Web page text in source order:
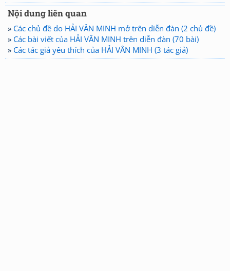
Nội dung liên quan
» Các chủ đề do HẢI VÂN MINH mở trên diễn đàn (2 chủ đề)
» Các bài viết của HẢI VÂN MINH trên diễn đàn (70 bài)
» Các tác giả yêu thích của HẢI VÂN MINH (3 tác giả)